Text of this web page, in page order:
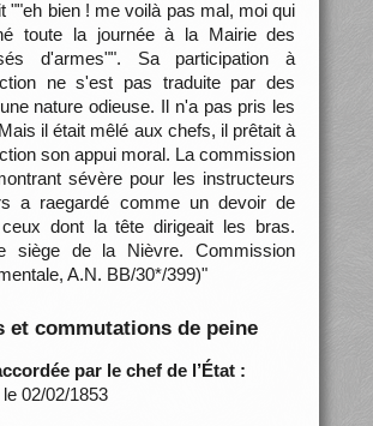
""eh bien ! me voilà pas mal, moi qui
toute la journée à la Mairie des
d'armes"". Sa participation à
ne s'est pas traduite par des
nature odieuse. Il n'a pas pris les
il était mêlé aux chefs, il prêtait à
son appui moral. La commission
sévère pour les instructeurs
a raegardé comme un devoir de
dont la tête dirigeait les bras.
siège de la Nièvre. Commission
A.N. BB/30*/399)"
et commutations de peine
par le chef de l’État :
02/02/1853